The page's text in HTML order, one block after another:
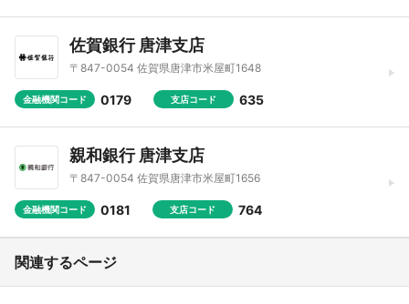
佐賀銀行 唐津支店
〒847-0054 佐賀県唐津市米屋町1648
金融機関コード 0179 支店コード 635
親和銀行 唐津支店
〒847-0054 佐賀県唐津市米屋町1656
金融機関コード 0181 支店コード 764
関連するページ